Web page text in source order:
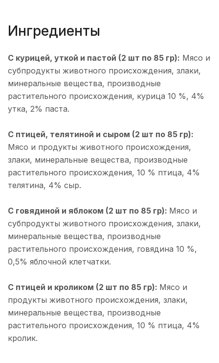
Ингредиенты
С курицей, уткой и пастой (2 шт по 85 гр): Мясо и
субпродукты животного происхождения, злаки,
минеральные вещества, производные
растительного происхождения, курица 10 %, 4%
утка, 2% паста.
С птицей, телятиной и сыром (2 шт по 85 гр):
Мясо и продукты животного происхождения,
злаки, минеральные вещества, производные
растительного происхождения, 10 % птица, 4%
телятина, 4% сыр.
С говядиной и яблоком (2 шт по 85 гр): Мясо и
субпродукты животного происхождения, злаки,
минеральные вещества, производные
растительного происхождения, говядина 10 %,
0,5% яблочной клетчатки.
С птицей и кроликом (2 шт по 85 гр): Мясо и
продукты животного происхождения, злаки,
минеральные вещества, производные
растительного происхождения, 10 % птица, 4%
кролик.